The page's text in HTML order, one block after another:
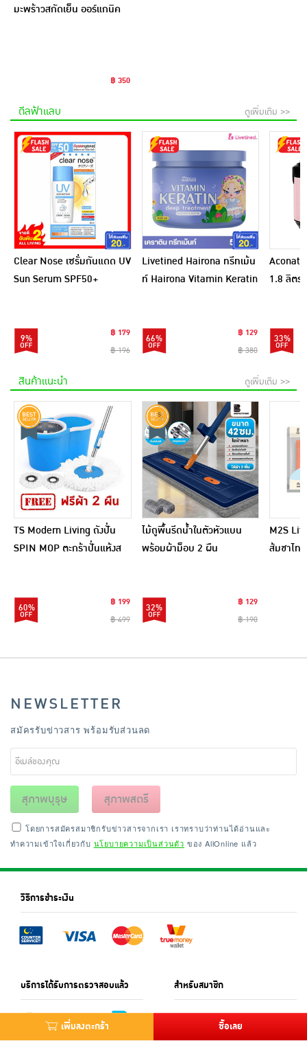
เพิ่มลงตะกร้า ซื้อเลย
มะพร้าวสกัดเย็น ออร์แกนิค
฿ 350
ดีลฟ้าแลบ ดูเพิ่มเติม >>
Clear Nose เซรั่มกันแดด UV
Sun Serum SPF50+
9%
฿ 179
฿ 196
Livetined Hairona ทรีทเม้น
ท์ Hairona Vitamin Keratin
66%
฿ 129
฿ 380
1.8 ลิตร
33%
สินค้าแนะนำ ดูเพิ่มเติม >>
TS Modern Living ถังปั่น
SPIN MOP ตะกร้าปั่นแห้งส
60%
฿ 199
฿ 499
ไม้ถูพื้นรีดน้ำในตัวหัวแบน
พร้อมผ้าม็อบ 2 ผืน
32%
฿ 129
฿ 190
M2S
ส้มชาไท
NEWSLETTER
สมัครรับข่าวสาร พร้อมรับส่วนลด
สุภาพบุรุษ สุภาพสตรี
โดยการสมัครสมาชิกรับข่าวสารจากเรา เราทราบว่าท่านได้อ่านและ
ทำความเข้าใจเกี่ยวกับ นโยบายความเป็นส่วนตัว ของ AllOnline แล้ว
วิธีการชำระเงิน
บริการได้รับการตรวจสอบแล้ว สำหรับสมาชิก